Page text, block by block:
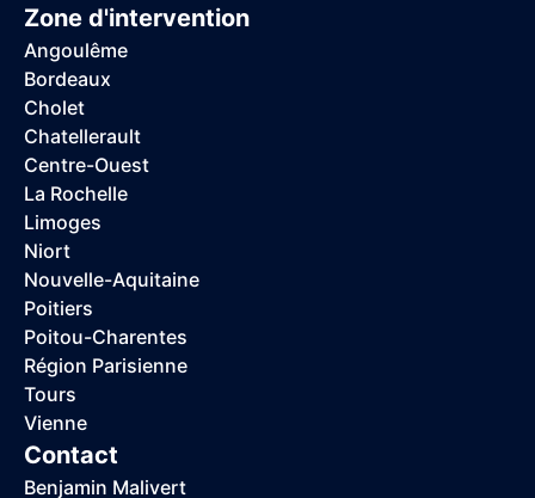
Zone d'intervention
Angoulême
Bordeaux
Cholet
Chatellerault
Centre-Ouest
La Rochelle
Limoges
Niort
Nouvelle-Aquitaine
Poitiers
Poitou-Charentes
Région Parisienne
Tours
Vienne
Contact
Benjamin Malivert